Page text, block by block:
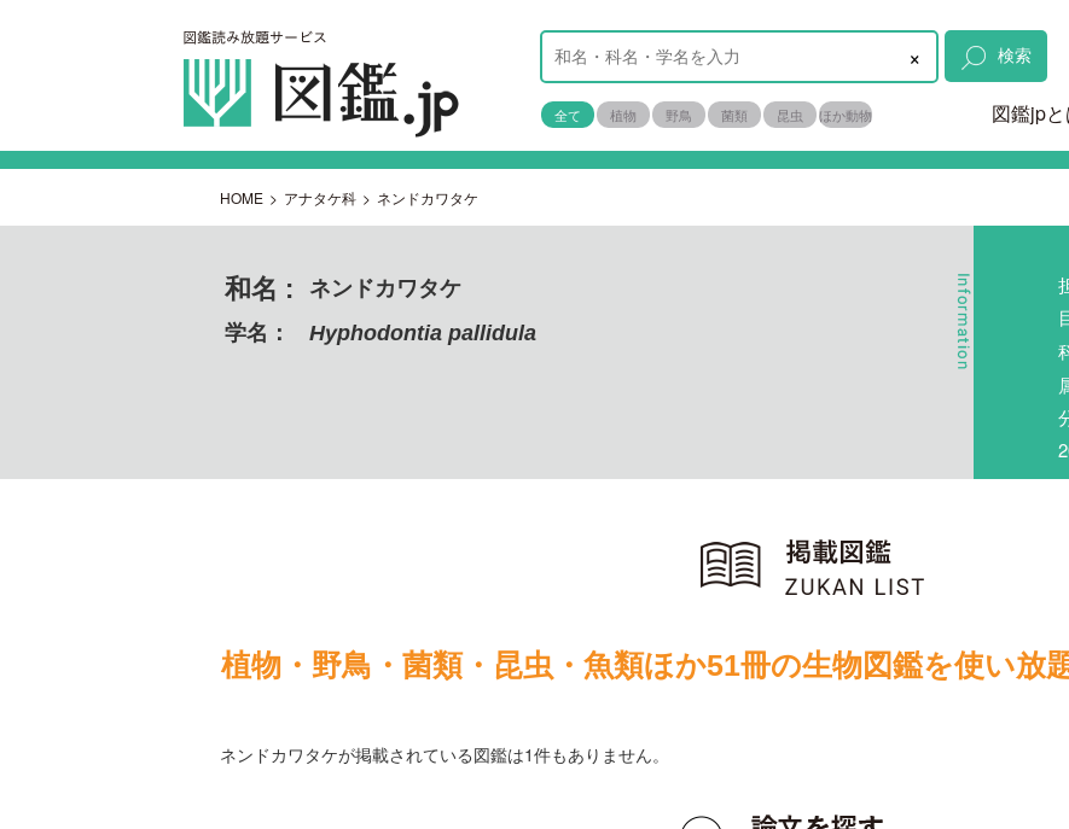
× 検索
全て 植物 野鳥 菌類 昆虫 ほか動物 図鑑jpと
HOME > アナタケ科 > ネンドカワタケ
和名 :
ネンドカワタケ
学名：
Hyphodontia pallidula
植物・野鳥・菌類・昆虫・魚類ほか51冊の生物図鑑を使い放
ネンドカワタケが掲載されている図鑑は1件もありません。